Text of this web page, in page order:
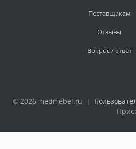
Поставщикам
Отзывы
Вопрос / ответ
© 2026 medmebel.ru |